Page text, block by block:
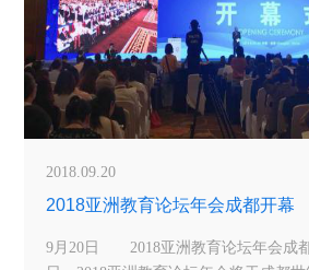
2018.09.20
2018亚洲教育论坛年会成都开幕
9月20日 2018亚洲教育论坛年会